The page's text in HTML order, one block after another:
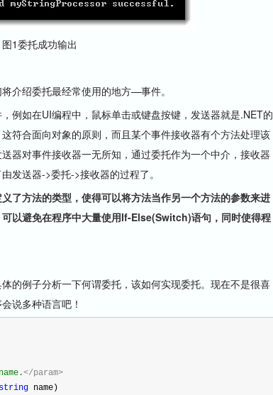
图1委托成功输出
绍委托最经常使用的地方—事件。
如在UI编程中，鼠标单击或键盘按键，发送器就是.NET的
符合面向对象的原则，而且某个事件接收器有个方法处理该
器对事件接收器一无所知，通过委托作为一个中介，接收器
发送器->委托->接收器的过程了。
了方法的类型，使得可以将方法当作另一个方法的参数来进
以避免在程序中大量使用If-Else(Switch)语句，同时使得程
例子分析一下何谓委托，该如何实现委托。现在不是很喜
说多种语言吧！
</param>
string name)